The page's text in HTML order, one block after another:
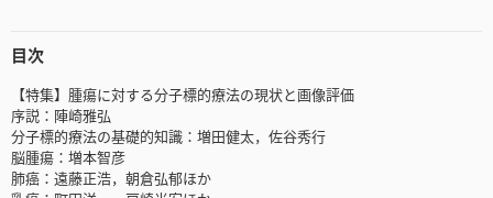
目次
【特集】腫瘍に対する分子標的療法の現状と画像評価
序説：陣崎雅弘
分子標的療法の基礎的知識：増田健太，佐谷秀行
脳腫瘍：増本智彦
肺癌：遠藤正浩，朝倉弘郁ほか